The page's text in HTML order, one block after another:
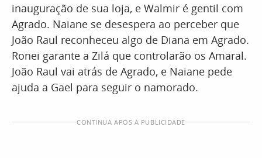
inauguração de sua loja, e Walmir é gentil com
Agrado. Naiane se desespera ao perceber que
João Raul reconheceu algo de Diana em Agrado.
Ronei garante a Zilá que controlarão os Amaral.
João Raul vai atrás de Agrado, e Naiane pede
ajuda a Gael para seguir o namorado.
CONTINUA APÓS A PUBLICIDADE